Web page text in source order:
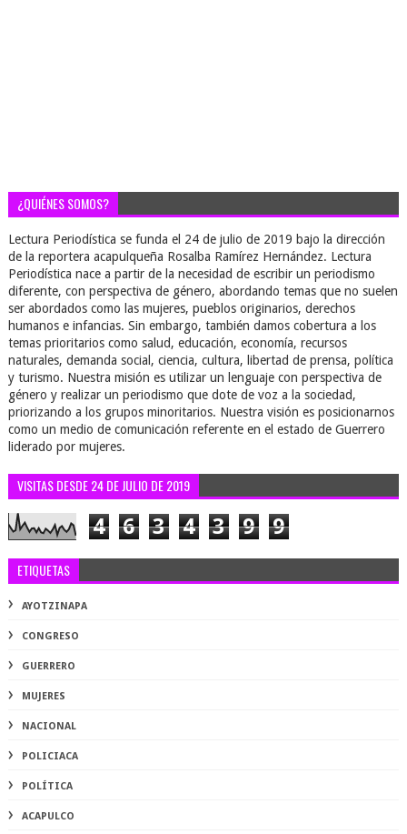
¿QUIÉNES SOMOS?
Lectura Periodística se funda el 24 de julio de 2019 bajo la dirección
de la reportera acapulqueña Rosalba Ramírez Hernández. Lectura
Periodística nace a partir de la necesidad de escribir un periodismo
diferente, con perspectiva de género, abordando temas que no suelen
ser abordados como las mujeres, pueblos originarios, derechos
humanos e infancias. Sin embargo, también damos cobertura a los
temas prioritarios como salud, educación, economía, recursos
naturales, demanda social, ciencia, cultura, libertad de prensa, política
y turismo. Nuestra misión es utilizar un lenguaje con perspectiva de
género y realizar un periodismo que dote de voz a la sociedad,
priorizando a los grupos minoritarios. Nuestra visión es posicionarnos
como un medio de comunicación referente en el estado de Guerrero
liderado por mujeres.
VISITAS DESDE 24 DE JULIO DE 2019
4 6 3 4 3 9 9
ETIQUETAS
AYOTZINAPA
CONGRESO
GUERRERO
MUJERES
NACIONAL
POLICIACA
POLÍTICA
ACAPULCO